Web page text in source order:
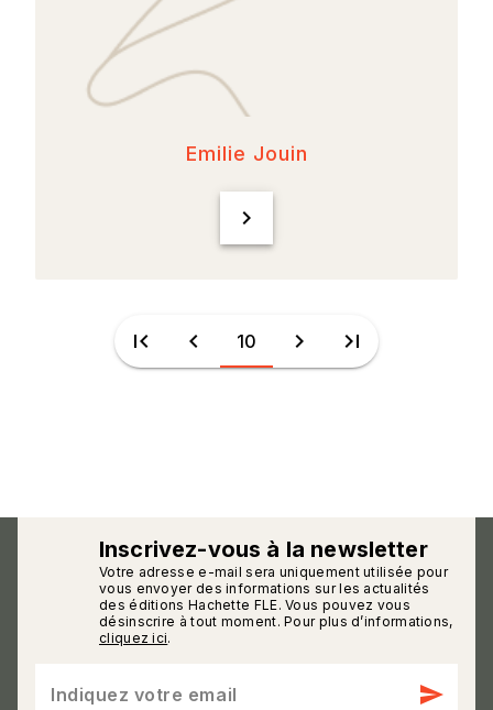
Emilie Jouin
chevron_right
first_page chevron_left 10 chevron_right last_page
Inscrivez-vous à la newsletter
Votre adresse e-mail sera uniquement utilisée pour
vous envoyer des informations sur les actualités
des éditions Hachette FLE. Vous pouvez vous
désinscrire à tout moment. Pour plus d’informations,
cliquez ici.
Indiquez votre email send